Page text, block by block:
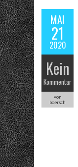
MAI
21
2020
Kein
Kommentar
von
boersch